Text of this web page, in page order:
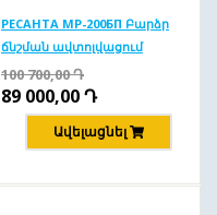
РЕСАНТА MP-200БП Բարձր
ճնշման ավտոլվացում
200բ/2500Վտ
100 700,00Դ
89 000,00Դ
Ավելացնել